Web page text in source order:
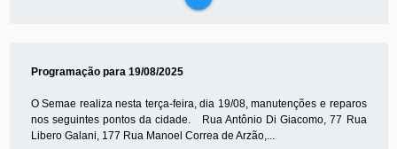
Programação para 19/08/2025
O Semae realiza nesta terça-feira, dia 19/08, manutenções e reparos
nos seguintes pontos da cidade. Rua Antônio Di Giacomo, 77 Rua
Libero Galani, 177 Rua Manoel Correa de Arzão,...